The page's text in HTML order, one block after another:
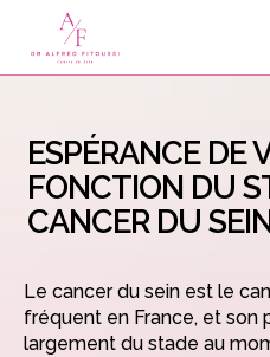
ESPÉRANCE DE
FONCTION DU
CANCER DU
Le cancer du sein est le
fréquent en France, et son
largement du stade au